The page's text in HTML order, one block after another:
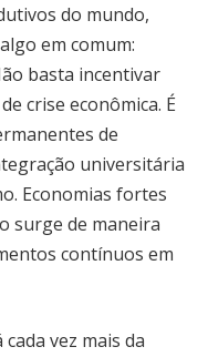
do mundo,
em comum:
basta incentivar
crise econômica. É
de
universitária
Economias fortes
surge de maneira
contínuos em
vez mais da